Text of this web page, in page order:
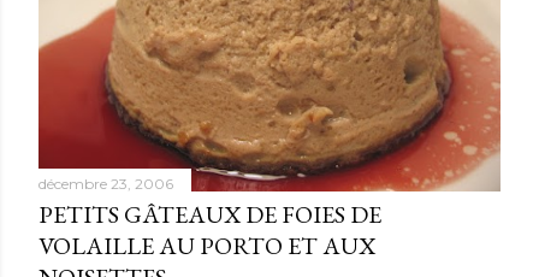
décembre 23, 2006
PETITS GÂTEAUX DE FOIES DE
VOLAILLE AU PORTO ET AUX